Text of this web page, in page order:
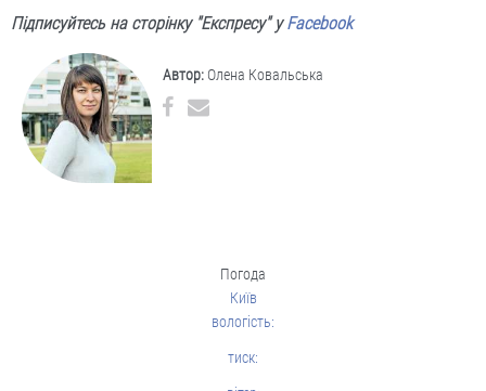
Підписуйтесь на сторінку "Експресу" уFacebook
Автор: Олена Ковальська
Погода
Київ
вологість:
тиск: